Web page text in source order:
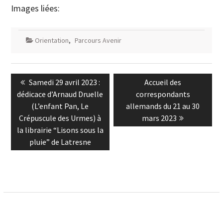
Images liées:
Orientation, Parcours Avenir
Navigation
de
l’article
Previous
post:
Samedi 29 avril 2023 :
dédicace d’Arnaud Druelle
(L’enfant Pan, Le
Crépuscule des Urmes) à
la librairie “Lisons sous la
pluie” de Latresne
Next
post:
Accueil des
correspondants
allemands du 21 au 30
mars 2023